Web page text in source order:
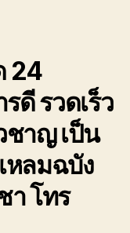
เปิด
24
ชั่วโมง
โทร
082-
6214
ราคา
ถูก
24
ดี รวดเร็ว
ชาญ เป็น
หลมฉบัง
า โทร